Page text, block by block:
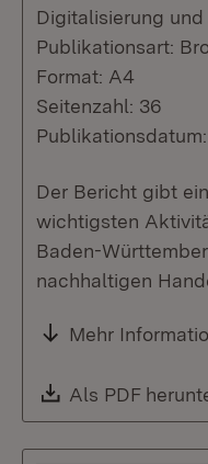
Digitalisierung und
Publikationsart:
Format: A4
Seitenzahl: 36
Der Bericht gibt
wichtigsten
Baden-
nachhaltigen
Mehr
Download:
Als PDF